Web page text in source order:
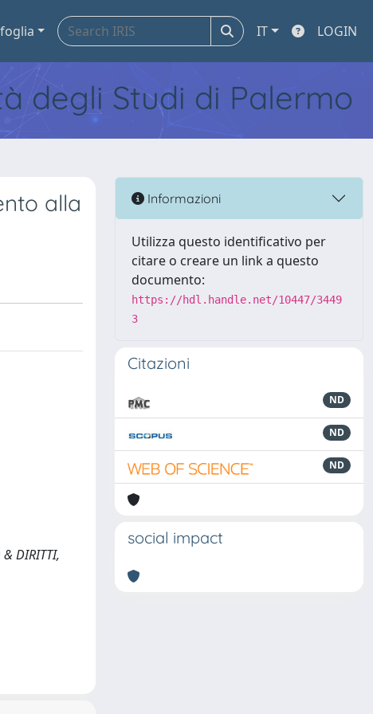
IT LOGIN
degli Studi di Palermo
alla
DIRITTI,
Informazioni
Utilizza questo identificativo per
citare o creare un link a questo
documento:
https://hdl.handle.net/10447/3449
3
Citazioni
ND
ND
ND
social impact